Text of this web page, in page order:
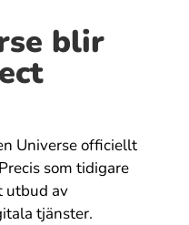
blir
Universe officiellt
som tidigare
utbud av
tjänster.